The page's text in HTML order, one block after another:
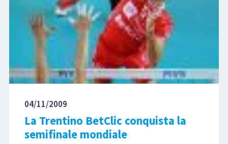
04/11/2009
La Trentino BetClic conquista la
semifinale mondiale